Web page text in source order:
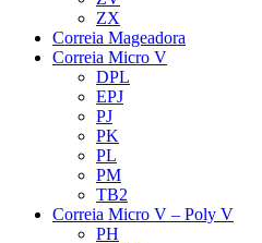
ZX
Correia Mageadora
Correia Micro V
DPL
EPJ
PJ
PK
PL
PM
TB2
Correia Micro V – Poly V
PH